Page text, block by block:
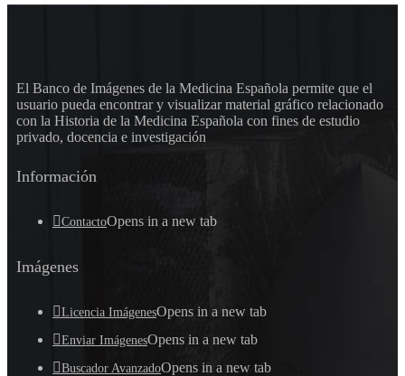
El Banco de Imágenes de la Medicina Española permite que el
usuario pueda encontrar y visualizar material gráfico relacionado
con la Historia de la Medicina Española con fines de estudio
privado, docencia e investigación
Información
ContactoOpens in a new tab
Imágenes
Licencia ImágenesOpens in a new tab
Enviar ImágenesOpens in a new tab
Buscador AvanzadoOpens in a new tab